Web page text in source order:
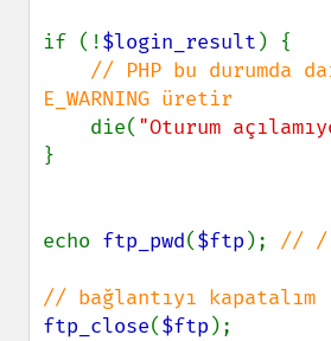
if (!$login_result ) {
// PHP bu durumda
E_WARNING üretir
die( "Oturum
}
echo ftp_pwd($ftp ); // /
ftp_close($ftp